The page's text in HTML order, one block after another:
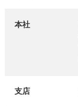
本社
支店